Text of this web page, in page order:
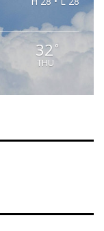
32 °
THU